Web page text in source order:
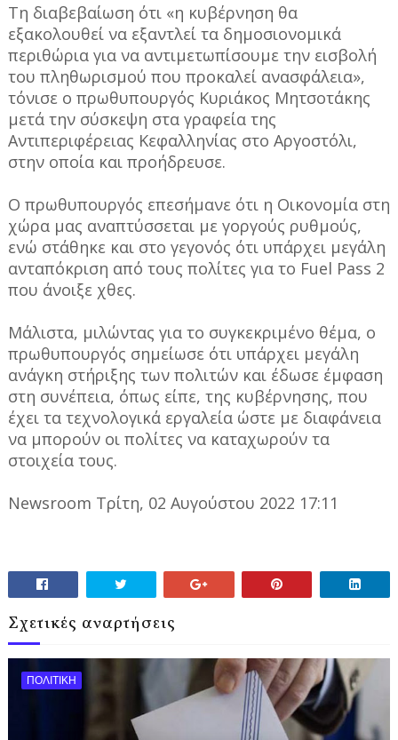
Τη διαβεβαίωση ότι «η κυβέρνηση θα
εξακολουθεί να εξαντλεί τα δημοσιονομικά
περιθώρια για να αντιμετωπίσουμε την εισβολή
του πληθωρισμού που προκαλεί ανασφάλεια»,
τόνισε ο πρωθυπουργός Κυριάκος Μητσοτάκης
μετά την σύσκεψη στα γραφεία της
Αντιπεριφέρειας Κεφαλληνίας στο Αργοστόλι,
στην οποία και προήδρευσε.
Ο πρωθυπουργός επεσήμανε ότι η Οικονομία στη
χώρα μας αναπτύσσεται με γοργούς ρυθμούς,
ενώ στάθηκε και στο γεγονός ότι υπάρχει μεγάλη
ανταπόκριση από τους πολίτες για το Fuel Pass 2
που άνοιξε χθες.
Μάλιστα, μιλώντας για το συγκεκριμένο θέμα, ο
πρωθυπουργός σημείωσε ότι υπάρχει μεγάλη
ανάγκη στήριξης των πολιτών και έδωσε έμφαση
στη συνέπεια, όπως είπε, της κυβέρνησης, που
έχει τα τεχνολογικά εργαλεία ώστε με διαφάνεια
να μπορούν οι πολίτες να καταχωρούν τα
στοιχεία τους.
Newsroom Τρίτη, 02 Αυγούστου 2022 17:11
Σχετικές αναρτήσεις
ΠΟΛΙΤΙΚΗ